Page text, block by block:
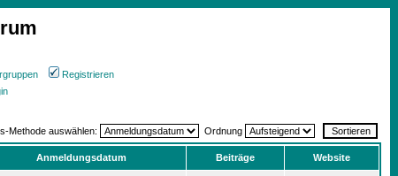
Registrieren
Methode auswählen: Ordnung
Anmeldungsdatum Beiträge Website